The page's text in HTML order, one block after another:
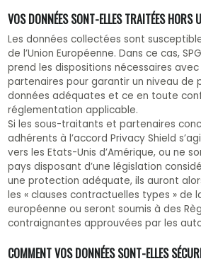
VOS DONNÉES SONT-ELLES TRAITÉES HORS
Les données collectées sont
de l’Union Européenne. Dans ce cas, SPG
prend les dispositions nécessaires
partenaires pour garantir un niveau de
données adéquates et ce en toute
réglementation applicable.
Si les sous-traitants et partenaires
adhérents à l’accord Privacy Shield
vers les Etats-Unis d’Amérique, ou ne
pays disposant d’une législation
une protection adéquate, ils auront
les « clauses contractuelles types » de
européenne ou seront soumis à des
contraignantes approuvées par les
COMMENT VOS DONNÉES SONT-ELLES